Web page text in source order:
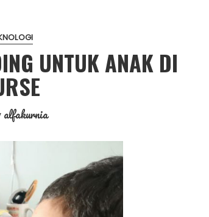
UNTUK ANAK DI
alfakurnia